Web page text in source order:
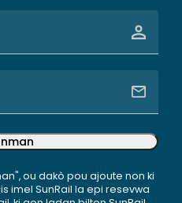
ou dakò pou ajoute non ki
imel SunRail la epi resevwa